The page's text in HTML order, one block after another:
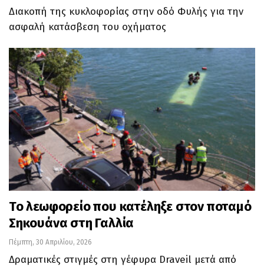
Διακοπή της κυκλοφορίας στην οδό Φυλής για την
ασφαλή κατάσβεση του οχήματος
Το λεωφορείο που κατέληξε στον ποταμό
Σηκουάνα στη Γαλλία
Πέμπτη, 30 Απριλίου, 2026
Δραματικές στιγμές στη γέφυρα Draveil μετά από